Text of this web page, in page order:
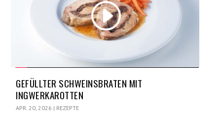
GEFÜLLTER SCHWEINSBRATEN MIT
INGWERKAROTTEN
APR. 20, 2026 | REZEPTE